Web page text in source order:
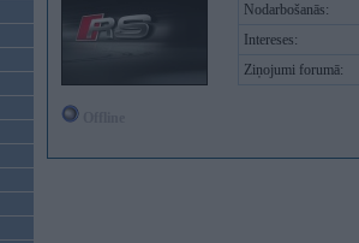
Nodarbošanās:
Intereses:
Ziņojumi forumā: